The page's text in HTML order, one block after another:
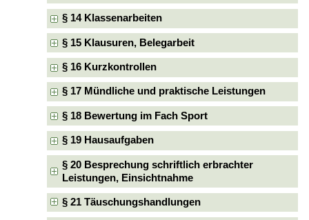
§ 14 Klassenarbeiten
§ 15 Klausuren, Belegarbeit
§ 16 Kurzkontrollen
§ 17 Mündliche und praktische Leistungen
§ 18 Bewertung im Fach Sport
§ 19 Hausaufgaben
§ 20 Besprechung schriftlich erbrachter
Leistungen, Einsichtnahme
§ 21 Täuschungshandlungen